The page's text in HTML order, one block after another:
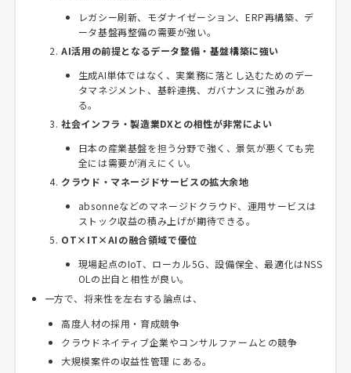
レガシー刷新、モダナイゼーション、ERP再構築、デ
ータ基盤再整備の需要が強い。
AI活用の前提となるデータ整備・基盤構築に強い
生成AI単体ではなく、実業務に落とし込むためのデー
タマネジメント、基幹連携、ガバナンスに強みがあ
る。
社会インフラ・製造業DXとの相性が非常によい
日本の産業基盤を担う分野で強く、景気が悪くても完
全には需要が消えにくい。
クラウド・マネージドサービスの拡大余地
absonneなどのマネージドクラウド、運用サービスは
ストック収益の積み上げが期待できる。
OT×IT×AIの融合領域で優位
現場起点のIoT、ローカル5G、設備保全、最適化はNSS
OLの出自と相性が良い。
一方で、将来性を左右する論点は、
高度人材の採用・育成競争
クラウドネイティブ企業やコンサルファームとの競争
大規模案件の収益性管理 にある。